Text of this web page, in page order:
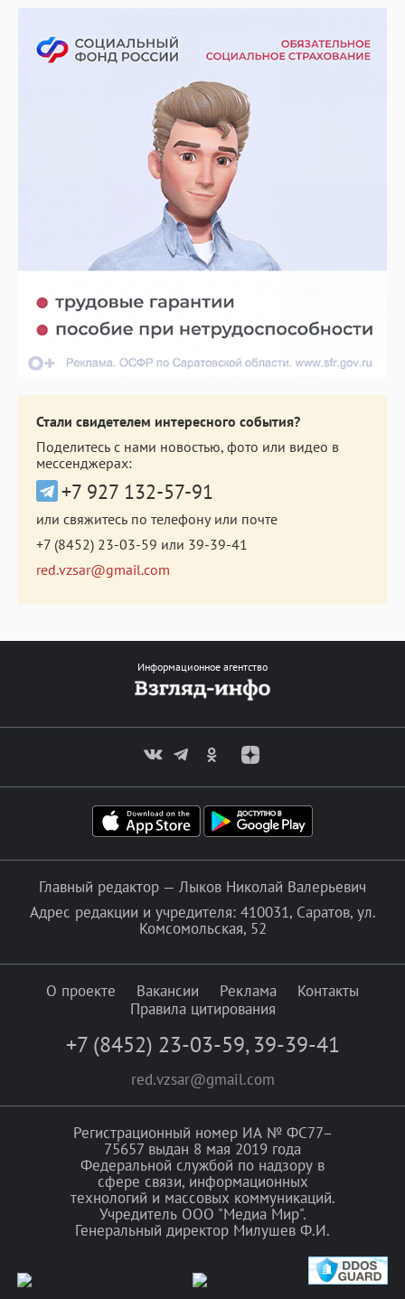
Стали свидетелем интересного события?
Поделитесь с нами новостью, фото или видео в
мессенджерах:
+7 927 132-57-91
или свяжитесь по телефону или почте
+7 (8452) 23-03-59 или 39-39-41
red.vzsar@gmail.com
Информационное агентство
Главный редактор — Лыков Николай Валерьевич
Адрес редакции и учредителя: 410031, Саратов, ул.
Комсомольская, 52
О проекте Вакансии Реклама
Контакты
Правила цитирования
+7 (8452) 23-03-59, 39-39-41
red.vzsar@gmail.com
Регистрационный номер ИА № ФС77–
75657 выдан 8 мая 2019 года
Федеральной службой по надзору в
сфере связи, информационных
технологий и массовых коммуникаций.
Учредитель ООО "Медиа Мир".
Генеральный директор Милушев Ф.И.